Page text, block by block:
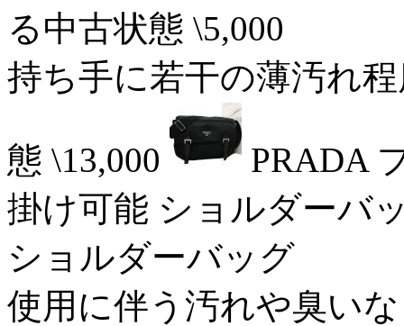
る中古状態 \5,000
持ち手に若干の薄汚れ
態 \13,000
PRADA
掛け可能 ショルダーバ
ショルダーバッグ
使用に伴う汚れや臭い